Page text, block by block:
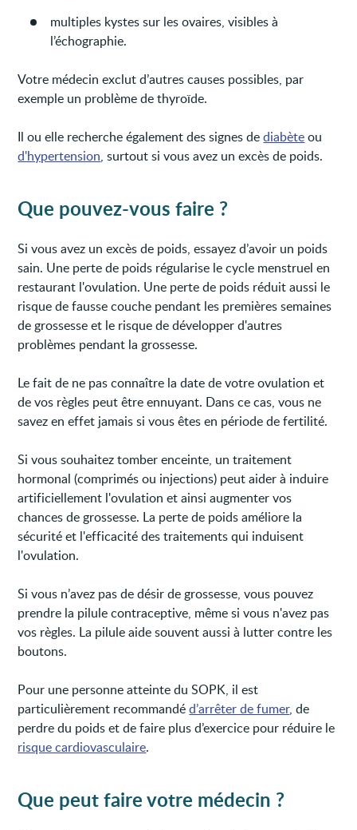
multiples kystes sur les ovaires, visibles à
l’échographie.
Votre médecin exclut d’autres causes possibles, par
exemple un problème de thyroïde.
Il ou elle recherche également des signes dediabèteou
d'hypertension, surtout si vous avez un excès de poids.
Que pouvez-vous faire ?
Si vous avez un excès de poids, essayez d’avoir un poids
sain. Une perte de poids régularise le cycle menstruel en
restaurant l'ovulation. Une perte de poids réduit aussi le
risque de fausse couche pendant les premières semaines
de grossesse et le risque de développer d'autres
problèmes pendant la grossesse.
Le fait de ne pas connaître la date de votre ovulation et
de vos règles peut être ennuyant. Dans ce cas, vous ne
savez en effet jamais si vous êtes en période de fertilité.
Si vous souhaitez tomber enceinte, un traitement
hormonal (comprimés ou injections) peut aider à induire
artificiellement l'ovulation et ainsi augmenter vos
chances de grossesse. La perte de poids améliore la
sécurité et l'efficacité des traitements qui induisent
l'ovulation.
Si vous n’avez pas de désir de grossesse, vous pouvez
prendre la pilule contraceptive, même si vous n'avez pas
vos règles. La pilule aide souvent aussi à lutter contre les
boutons.
Pour une personne atteinte du SOPK, il est
particulièrement recommandéd’arrêter de fumer, de
perdre du poids et de faire plus d’exercice pour réduire le
risque cardiovasculaire.
Que peut faire votre médecin ?